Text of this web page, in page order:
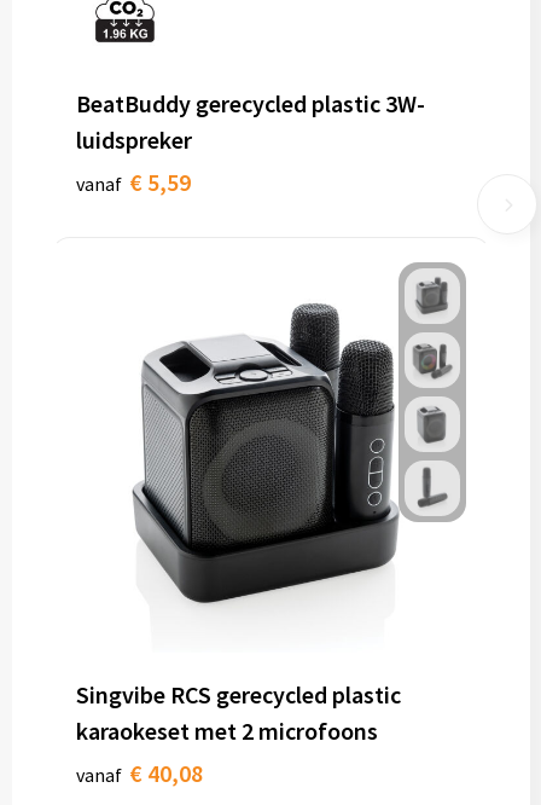
BeatBuddy gerecycled plastic 3W-
luidspreker
vanaf € 5,59
Singvibe RCS gerecycled plastic
karaokeset met 2 microfoons
vanaf € 40,08